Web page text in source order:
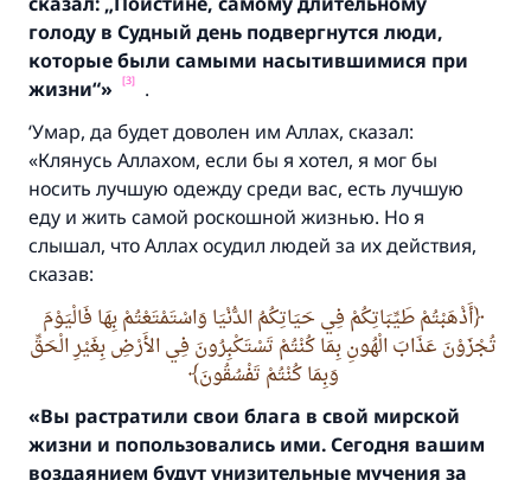
голоду в Судный день подвергнутся люди,
которые были самыми насытившимися при
жизни“»
[3]
.
‘Умар, да будет доволен им Аллах, сказал:
«Клянусь Аллахом, если бы я хотел, я мог бы
носить лучшую одежду среди вас, есть лучшую
еду и жить самой роскошной жизнью. Но я
слышал, что Аллах осудил людей за их действия,
сказав:
أَذْهَبْتُمْ طَيِّبَاتِكُمْ فِي حَيَاتِكُمُ الدُّنْيَا وَاسْتَمْتَعْتُمْ بِهَا فَالْيَوْمَ
تُجْزَوْنَ عَذَابَ الْهُونِ بِمَا كُنْتُمْ تَسْتَكْبِرُونَ فِي الأَرْضِ بِغَيْرِ الْحَقِّ
وَبِمَا كُنْتُمْ تَفْسُقُونَ
«Вы растратили свои блага в свой мирской
жизни и попользовались ими.Сегодня вашим
воздаянием будут унизительные мучения за
Ответ № 110845 помог сохранить